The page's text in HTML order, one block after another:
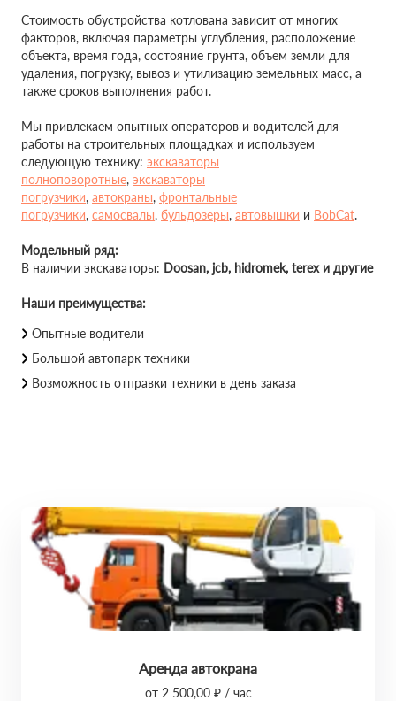
Стоимость обустройства котлована зависит от многих
факторов, включая параметры углубления, расположение
объекта, время года, состояние грунта, объем земли для
удаления, погрузку, вывоз и утилизацию земельных масс, а
также сроков выполнения работ.
Мы привлекаем опытных операторов и водителей для
работы на строительных площадках и используем
следующую технику: экскаваторы
полноповоротные, экскаваторы
погрузчики, автокраны, фронтальные
погрузчики, самосвалы, бульдозеры, автовышки и BobCat.
Модельный ряд:
В наличии экскаваторы: Doosan, jcb, hidromek, terex и другие
Наши преимущества:
Опытные водители
Большой автопарк техники
Возможность отправки техники в день заказа
Аренда автокрана
от 2 500,00 ₽ / час